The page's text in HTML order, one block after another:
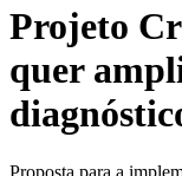
Projeto
quer
Proposta para a